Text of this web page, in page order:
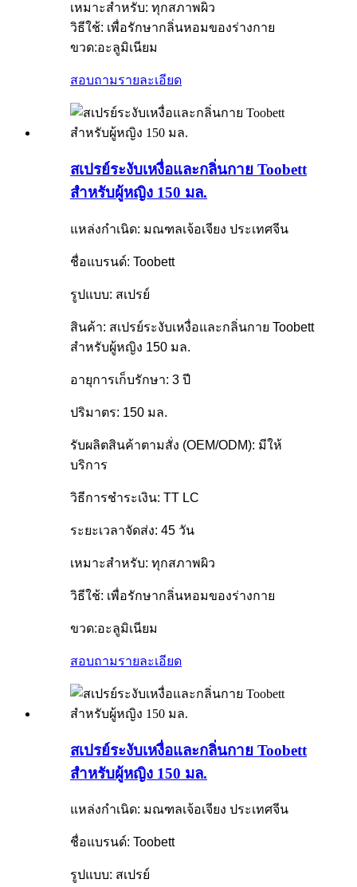
เหมาะสำหรับ: ทุกสภาพผิว
วิธีใช้: เพื่อรักษากลิ่นหอมของร่างกาย
ขวด:อะลูมิเนียม
สอบถามรายละเอียด
สเปรย์ระงับเหงื่อและกลิ่นกาย Toobett
สำหรับผู้หญิง 150 มล.
แหล่งกำเนิด: มณฑลเจ้อเจียง ประเทศจีน
ชื่อแบรนด์: Toobett
รูปแบบ: สเปรย์
สินค้า: สเปรย์ระงับเหงื่อและกลิ่นกาย Toobett
สำหรับผู้หญิง 150 มล.
อายุการเก็บรักษา: 3 ปี
ปริมาตร: 150 มล.
รับผลิตสินค้าตามสั่ง (OEM/ODM): มีให้
บริการ
วิธีการชำระเงิน: TT LC
ระยะเวลาจัดส่ง: 45 วัน
เหมาะสำหรับ: ทุกสภาพผิว
วิธีใช้: เพื่อรักษากลิ่นหอมของร่างกาย
ขวด:อะลูมิเนียม
สอบถามรายละเอียด
สเปรย์ระงับเหงื่อและกลิ่นกาย Toobett
สำหรับผู้หญิง 150 มล.
แหล่งกำเนิด: มณฑลเจ้อเจียง ประเทศจีน
ชื่อแบรนด์: Toobett
รูปแบบ: สเปรย์